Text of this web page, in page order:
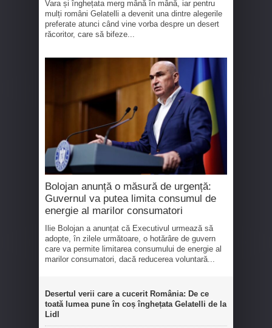
Vara și înghețata merg mână în mână, iar pentru
mulți români Gelatelli a devenit una dintre alegerile
preferate atunci când vine vorba despre un desert
răcoritor, care să bifeze...
Bolojan anunță o măsură de urgență:
Guvernul va putea limita consumul de
energie al marilor consumatori
Ilie Bolojan a anunțat că Executivul urmează să
adopte, în zilele următoare, o hotărâre de guvern
care va permite limitarea consumului de energie al
marilor consumatori, dacă reducerea voluntară...
Desertul verii care a cucerit România: De ce
toată lumea pune în coș înghețata Gelatelli de la
Lidl